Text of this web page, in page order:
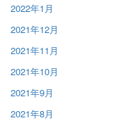
2022年1月
2021年12月
2021年11月
2021年10月
2021年9月
2021年8月